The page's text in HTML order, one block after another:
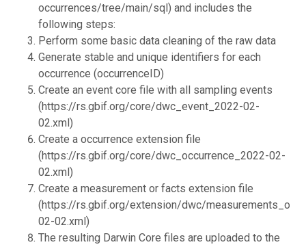
occurrences/tree/main/sql) and includes the
following steps:
Perform some basic data cleaning of the raw data
Generate stable and unique identifiers for each
occurrence (occurrenceID)
Create an event core file with all sampling events
(https://rs.gbif.org/core/dwc_event_2022-02-
02.xml)
Create a occurrence extension file
(https://rs.gbif.org/core/dwc_occurrence_2022-02-
02.xml)
Create a measurement or facts extension file
(https://rs.gbif.org/extension/dwc/
02-02.xml)
The resulting Darwin Core files are uploaded to the